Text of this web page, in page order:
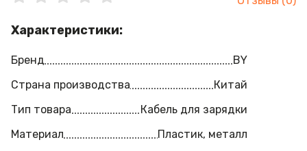
Характеристики:
Бренд
BY
Страна производства
Китай
Тип товара
Кабель для зарядки
Материал
Пластик, металл